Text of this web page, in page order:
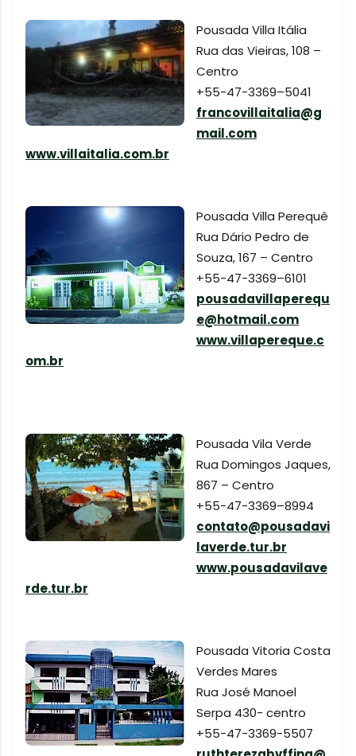
Pousada Villa Itália
Rua das Vieiras, 108 –
Centro
+55-47-3369–5041
francovillaitalia@g
mail.com
www.villaitalia.com.br
Pousada Villa Perequê
Rua Dário Pedro de
Souza, 167 – Centro
+55-47-3369–6101
pousadavillaperequ
e@hotmail.com
www.villapereque.c
om.br
Pousada Vila Verde
Rua Domingos Jaques,
867 – Centro
+55-47-3369–8994
contato@pousadavi
laverde.tur.br
www.pousadavilave
rde.tur.br
Pousada Vitoria Costa
Verdes Mares
Rua José Manoel
Serpa 430- centro
+55-47-3369-5507